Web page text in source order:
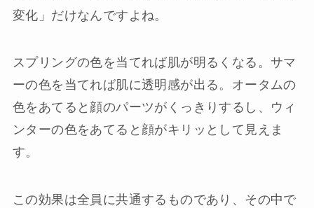
変化」だけなんですよね。
スプリングの色を当てれば肌が明るくなる。サマ
ーの色を当てれば肌に透明感が出る。オータムの
色をあてると顔のパーツがくっきりするし、ウィ
ンターの色をあてると顔がキリッとして見えま
す。
この効果は全員に共通するものであり、その中で